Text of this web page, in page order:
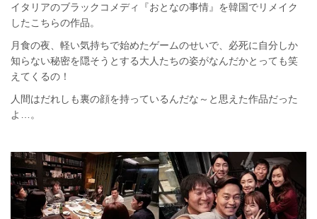
イタリアのブラックコメディ『おとなの事情』を韓国でリメイク
したこちらの作品。
月食の夜、軽い気持ちで始めたゲームのせいで、必死に自分しか
知らない秘密を隠そうとする大人たちの姿がなんだかとっても笑
えてくるの！
人間はだれしも裏の顔を持っているんだな～と思えた作品だった
よ…。